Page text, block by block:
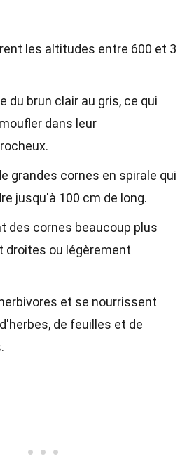
les altitudes entre 600 et 3
du brun clair au gris, ce qui
dans leur
grandes cornes en spirale qui
jusqu'à 100 cm de long.
des cornes beaucoup plus
droites ou légèrement
et se nourrissent
de feuilles et de